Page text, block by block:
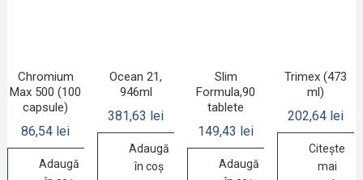
Chromium
Max 500 (100
capsule)
86,54 lei
Adaugă
Ocean 21,
946ml
381,63 lei
Adaugă
în coș
Slim
Formula,90
tablete
149,43 lei
Adaugă
Trimex (473
ml)
202,64 lei
Citește
mai